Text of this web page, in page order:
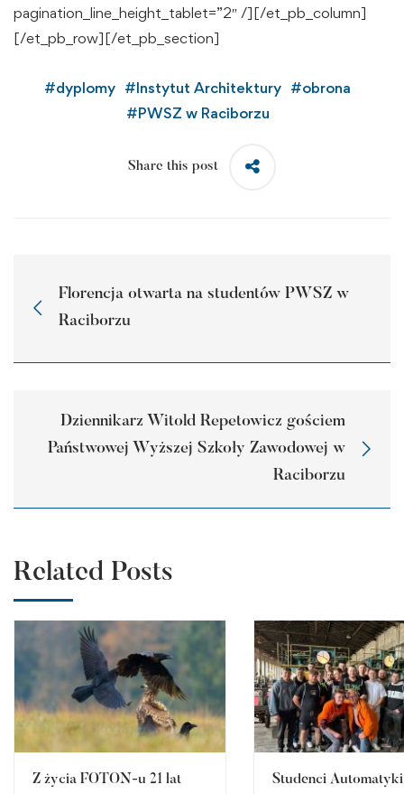
pagination_line_height_tablet=”2″ /][/et_pb_column]
[/et_pb_row][/et_pb_section]
#dyplomy #Instytut Architektury #obrona
#PWSZ w Raciborzu
Share this post
Florencja otwarta na studentów PWSZ w
Raciborzu
Dziennikarz Witold Repetowicz gościem
Państwowej Wyższej Szkoły Zawodowej w
Raciborzu
Related Posts
Z życia FOTON-u 21 lat
Studenci